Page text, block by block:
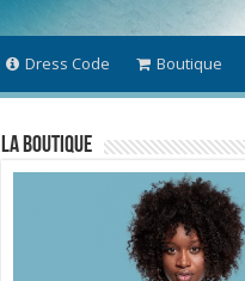
Dress Code Boutique
La Boutique